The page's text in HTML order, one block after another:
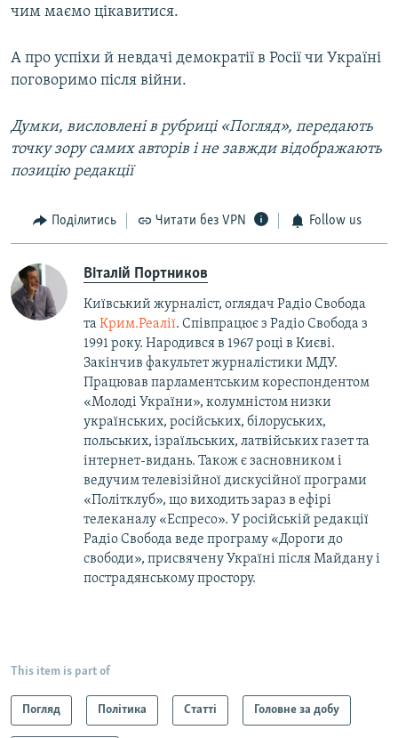
чим маємо цікавитися.
А про успіхи й невдачі демократії в Росії чи Україні
поговоримо після війни.
Думки, висловлені в рубриці «Погляд», передають
точку зору самих авторів і не завжди відображають
позицію редакції
Поділитись Читати без VPN Follow us
Віталій Портников
Київський журналіст, оглядач Радіо Свобода
та Крим.Реалії. Співпрацює з Радіо Свобода з
1991 року. Народився в 1967 році в Києві.
Закінчив факультет журналістики МДУ.
Працював парламентським кореспондентом
«Молоді України», колумністом низки
українських, російських, білоруських,
польських, ізраїльських, латвійських газет та
інтернет-видань. Також є засновником і
ведучим телевізійної дискусійної програми
«Політклуб», що виходить зараз в ефірі
телеканалу «Еспресо». У російській редакції
Радіо Свобода веде програму «Дороги до
свободи», присвячену Україні після Майдану і
пострадянському простору.
This item is part of
Погляд Політика Статті Головне за добу